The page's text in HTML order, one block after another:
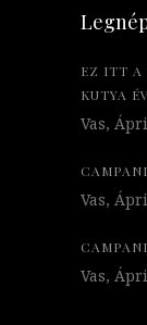
EZ ITT A
KUTYA
Vas,
Vas,
Vas,